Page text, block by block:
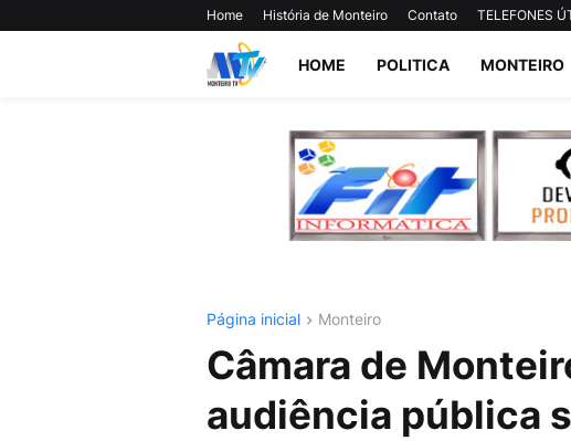
Home História de Monteiro Contato TELEFONES
HOME POLITICA MONTEIRO
Página inicial Monteiro
Câmara de
audiência pública